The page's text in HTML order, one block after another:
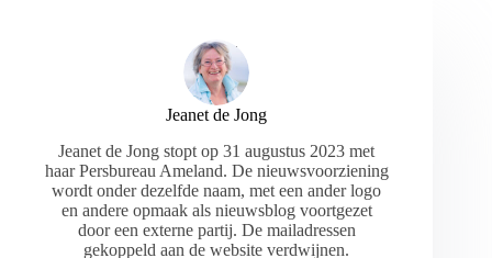
Jeanet de Jong
Jeanet de Jong stopt op 31 augustus 2023 met
haar Persbureau Ameland. De nieuwsvoorziening
wordt onder dezelfde naam, met een ander logo
en andere opmaak als nieuwsblog voortgezet
door een externe partij. De mailadressen
gekoppeld aan de website verdwijnen.